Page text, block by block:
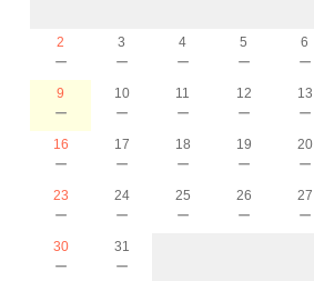
2
－
3
－
4
－
5
－
6
－
9
－
10
－
11
－
12
－
13
－
16
－
17
－
18
－
19
－
20
－
23
－
24
－
25
－
26
－
27
－
30
－
31
－